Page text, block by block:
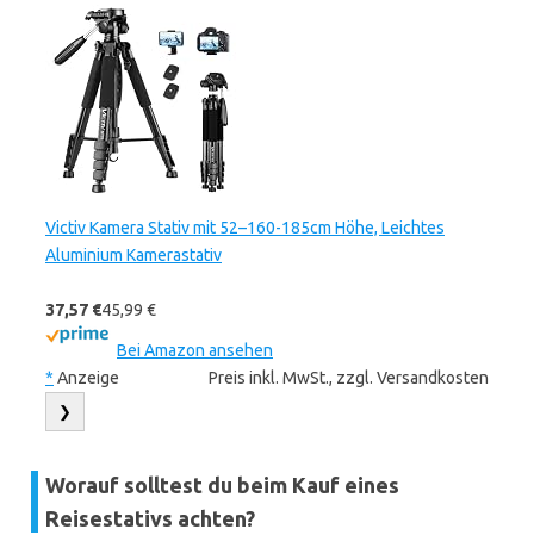
Victiv Kamera Stativ mit 52–160-185cm Höhe, Leichtes
Aluminium Kamerastativ
37,57 €45,99 €
Bei Amazon ansehen
* Anzeige Preis inkl. MwSt., zzgl. Versandkosten
❯
Worauf solltest du beim Kauf eines
Reisestativs achten?